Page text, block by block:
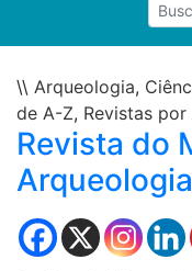
\\ Arqueologia,
de A-Z, Revistas
Revista do